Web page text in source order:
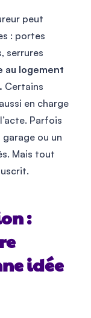
peut
: portes
serrures
au logement
Certains
en charge
Parfois
ou un
Mais tout
:
idée